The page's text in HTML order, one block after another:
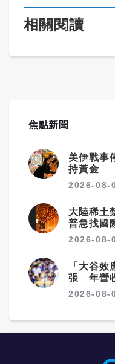
相關閱讀
焦點新聞
美伊戰事
持黃金
2026-08-
大陸稀土
普急找國
2026-08-
「大谷
張 年營
2026-08-